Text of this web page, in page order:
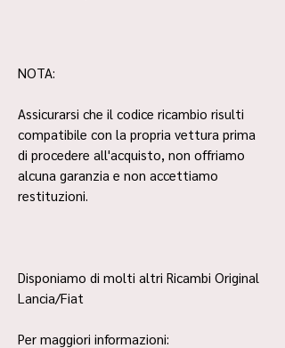
NOTA:
Assicurarsi che il codice ricambio risulti
compatibile con la propria vettura prima
di procedere all'acquisto, non offriamo
alcuna garanzia e non accettiamo
restituzioni.
Disponiamo di molti altri Ricambi Original
Lancia/Fiat
Per maggiori informazioni: